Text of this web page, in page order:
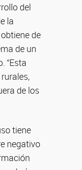
del
la
de
de un
“Esta
de los
tiene
negativo